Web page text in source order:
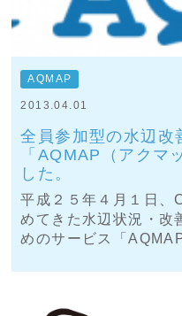
AQMAP
2013.04.01
全員参加型の水辺改
「AQMAP（アクマ
した。
平成２５年４月１日
めてきた水辺状況・改
めのサービス「